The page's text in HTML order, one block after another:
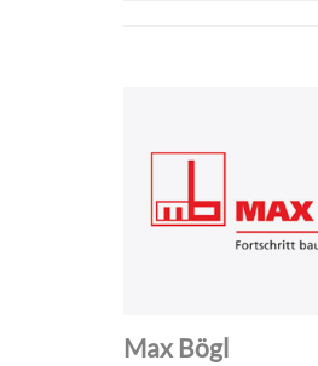
Max Bögl